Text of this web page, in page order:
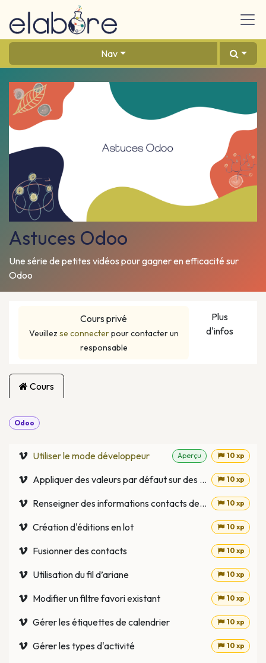
Se rendre au contenu
Nav
Astuces Odoo
Une série de petites vidéos pour gagner en efficacité sur
Odoo
Cours privé
Veuillez se connecterpour contacter un
responsable
Plus
d'infos
Cours
Odoo
Utiliser le mode développeur Aperçu 10 xp
Appliquer des valeurs par défaut sur des champs 10 xp
Renseigner des informations contacts depuis la base de donnée SIRENE 10 xp
Création d'éditions en lot 10 xp
Fusionner des contacts 10 xp
Utilisation du fil d’ariane 10 xp
Modifier un filtre favori existant 10 xp
Gérer les étiquettes de calendrier 10 xp
Gérer les types d'activité 10 xp